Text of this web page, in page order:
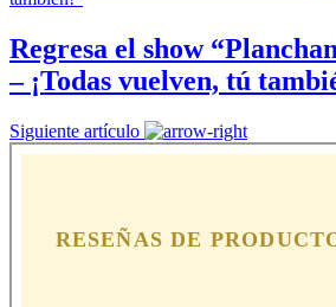
Regresa el show
– ¡Todas vuelven, tú
Siguiente artículo